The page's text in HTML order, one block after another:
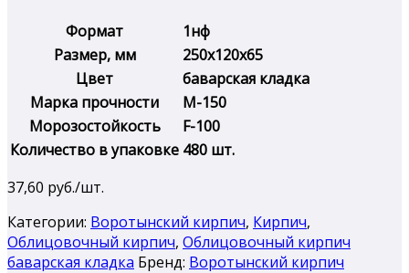
Формат
1нф
Размер, мм
250х120х65
Цвет
баварская кладка
Марка прочности
М-150
Морозостойкость
F-100
Количество в упаковке 480 шт.
37,60 руб./шт.
Категории: Воротынский кирпич, Кирпич,
Облицовочный кирпич, Облицовочный кирпич
баварская кладка Бренд: Воротынский кирпич